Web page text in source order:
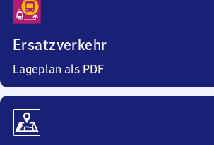
Ersatzverkehr
Lageplan als PDF